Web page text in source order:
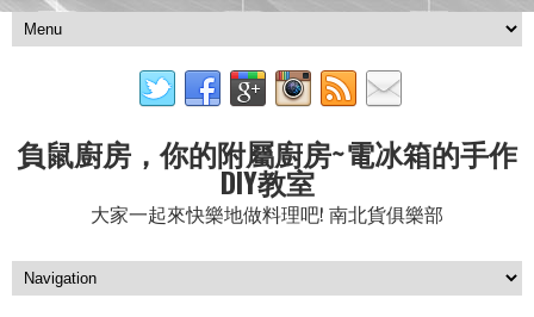
負鼠廚房，你的附屬廚房~電冰箱的手作
DIY教室
大家一起來快樂地做料理吧! 南北貨俱樂部